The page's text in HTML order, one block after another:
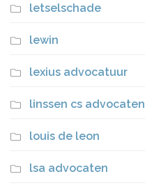
letselschade
lewin
lexius advocatuur
linssen cs advocaten
louis de leon
lsa advocaten